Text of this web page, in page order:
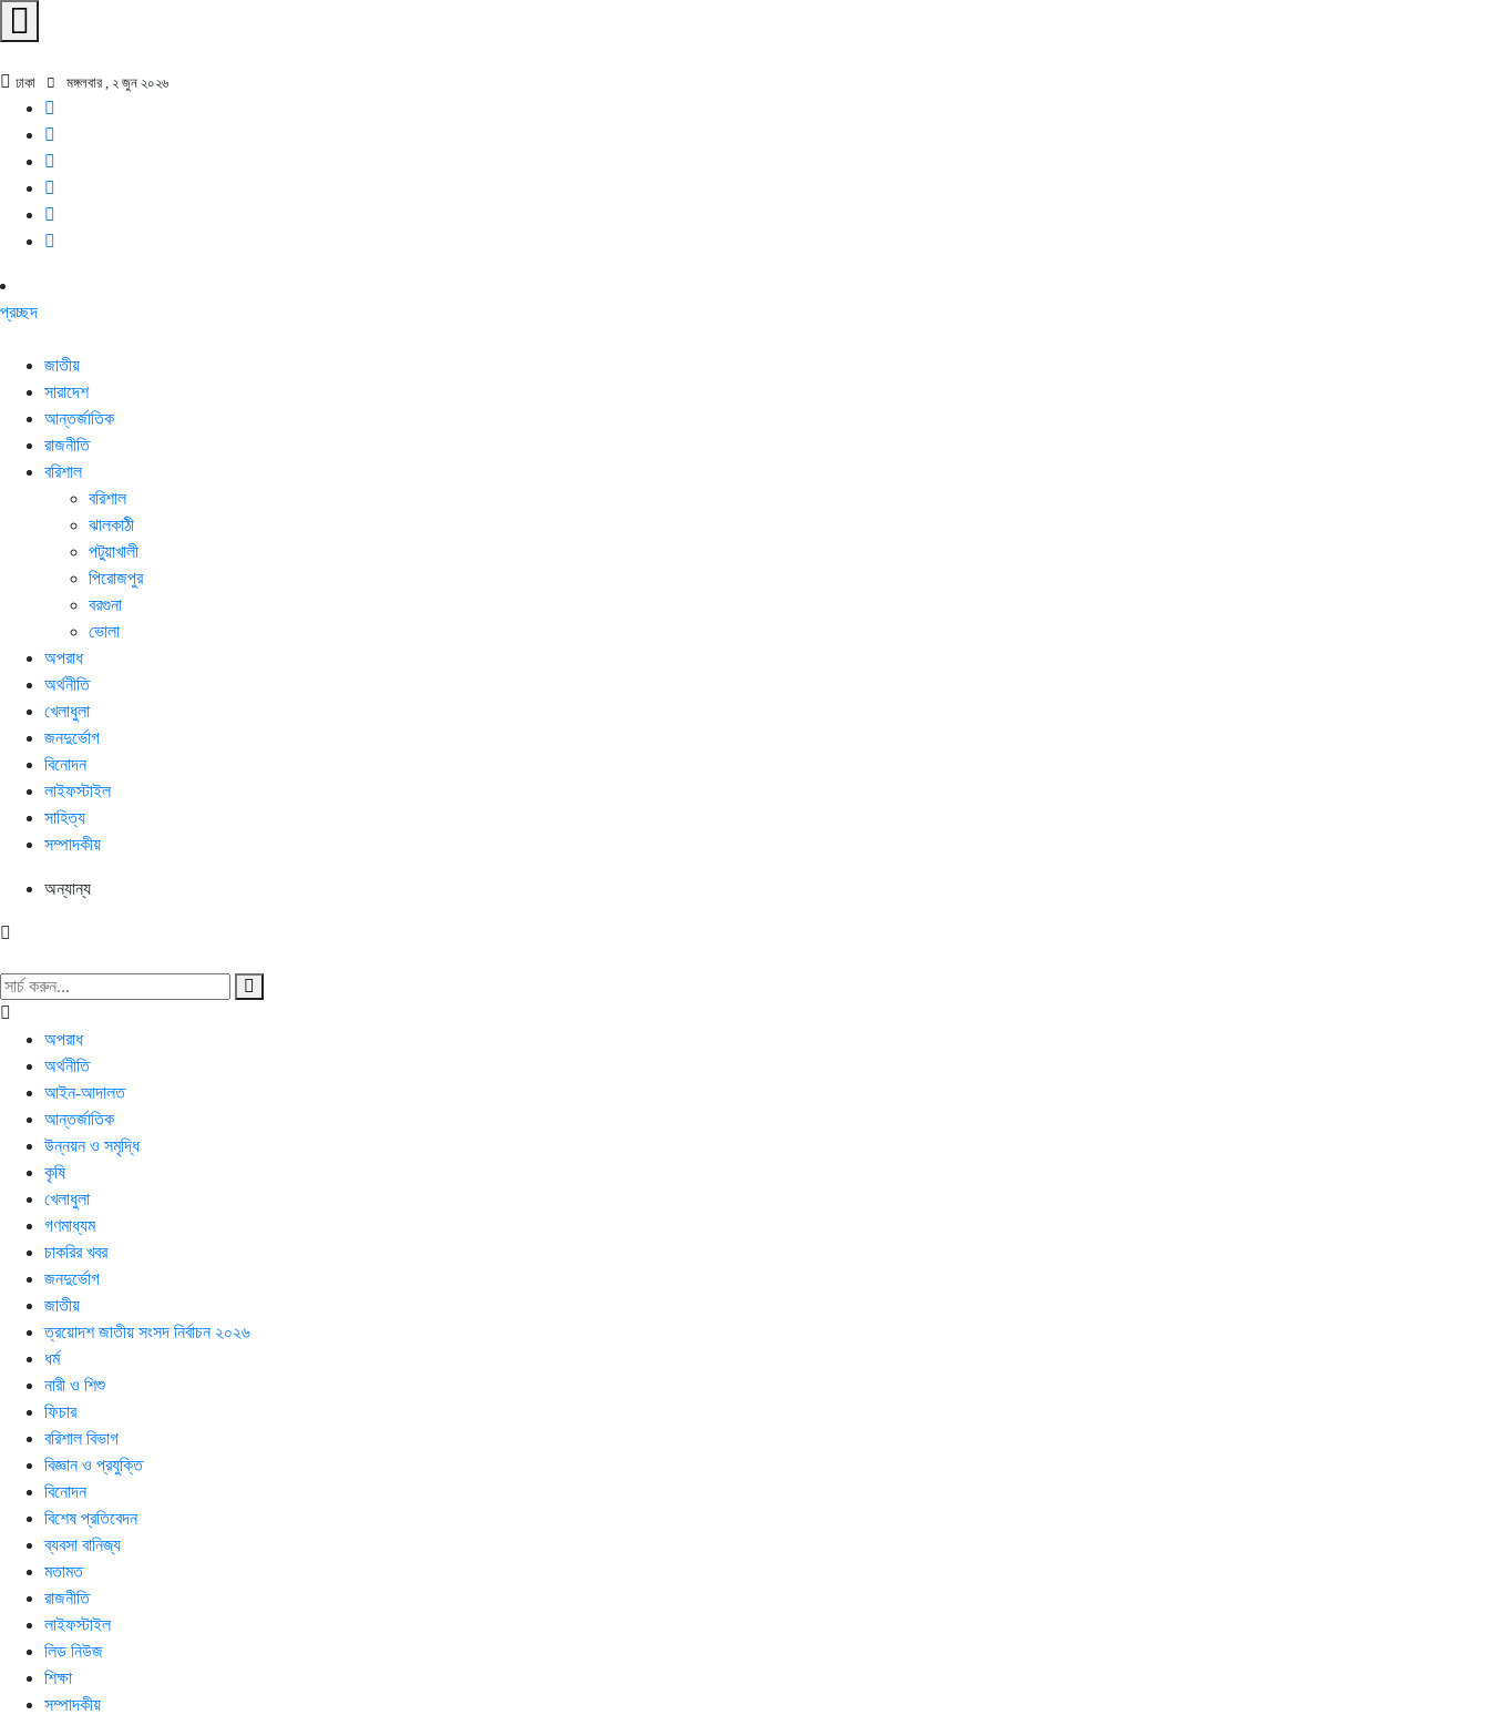
ঢাকা মঙ্গলবার , ২ জুন ২০২৬
প্রচ্ছদ
জাতীয়
সারাদেশ
আন্তর্জাতিক
রাজনীতি
বরিশাল
বরিশাল
ঝালকাঠী
পটুয়াখালী
পিরোজপুর
বরগুনা
ভোলা
অপরাধ
অর্থনীতি
খেলাধুলা
জনদুর্ভোগ
বিনোদন
লাইফস্টাইল
সাহিত্য
সম্পাদকীয়
অন্যান্য
অপরাধ
অর্থনীতি
আইন-আদালত
আন্তর্জাতিক
উন্নয়ন ও সমৃদ্ধি
কৃষি
খেলাধুলা
গণমাধ্যম
চাকরির খবর
জনদুর্ভোগ
জাতীয়
ত্রয়োদশ জাতীয় সংসদ নির্বাচন ২০২৬
ধর্ম
নারী ও শিশু
ফিচার
বরিশাল বিভাগ
বিজ্ঞান ও প্রযুক্তি
বিনোদন
বিশেষ প্রতিবেদন
ব্যবসা বানিজ্য
মতামত
রাজনীতি
লাইফস্টাইল
লিড নিউজ
শিক্ষা
সম্পাদকীয়